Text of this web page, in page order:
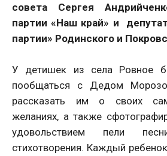
совета Сергея
партии «Наш край» и
партии» Родинского и
У детишек из села Ровное
пообщаться с Дедом
рассказать им о своих
желаниях, а также
удовольствием пели
стихотворения. Каждый